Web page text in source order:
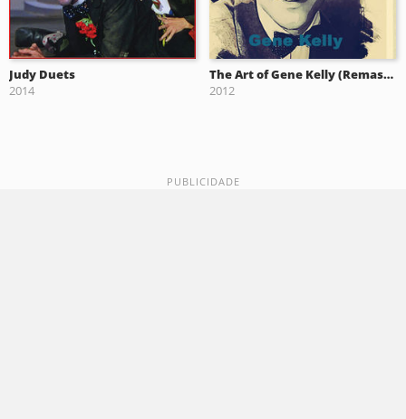
Judy Duets
2014
The Art of Gene Kelly (Remastered)
2012